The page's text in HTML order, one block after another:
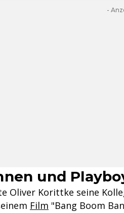
-
und
Oliver Korittke seine
Film "Bang Boom